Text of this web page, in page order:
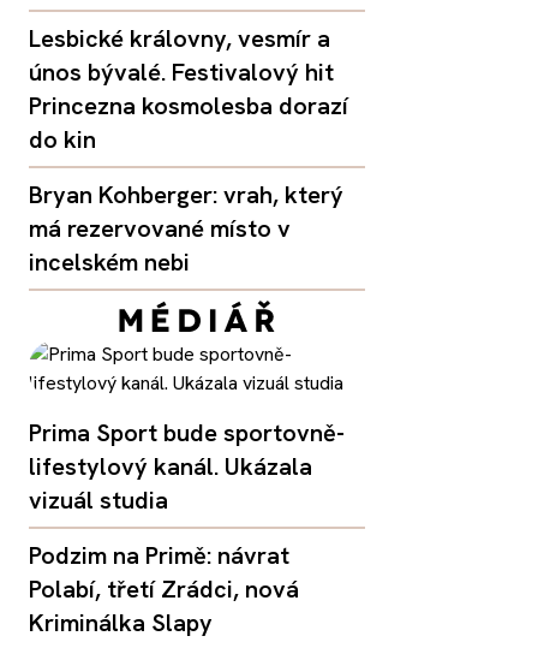
Lesbické královny, vesmír a
únos bývalé. Festivalový hit
Princezna kosmolesba dorazí
do kin
Bryan Kohberger: vrah, který
má rezervované místo v
incelském nebi
Prima Sport bude sportovně-
lifestylový kanál. Ukázala
vizuál studia
Podzim na Primě: návrat
Polabí, třetí Zrádci, nová
Kriminálka Slapy